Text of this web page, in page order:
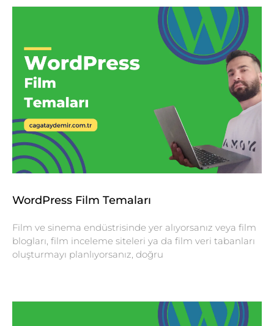
WordPress Film Temaları
Film ve sinema endüstrisinde yer alıyorsanız veya film
blogları, film inceleme siteleri ya da film veri tabanları
oluşturmayı planlıyorsanız, doğru